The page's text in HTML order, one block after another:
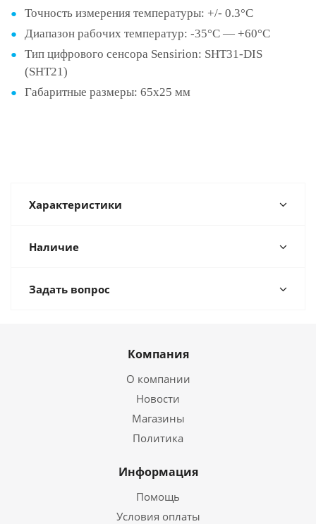
Точность измерения температуры: +/- 0.3°C
Диапазон рабочих температур: -35°С — +60°С
Тип цифрового сенсора Sensirion: SHT31-DIS
(SHT21)
Габаритные размеры: 65х25 мм
Характеристики
Наличие
Задать вопрос
Компания
О компании
Новости
Магазины
Политика
Информация
Помощь
Условия оплаты